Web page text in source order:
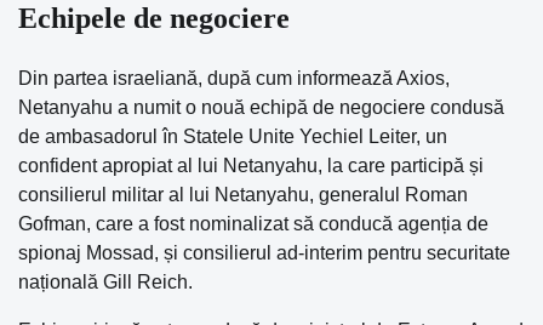
Echipele de negociere
Din partea israeliană, după cum informează Axios,
Netanyahu a numit o nouă echipă de negociere condusă
de ambasadorul în Statele Unite Yechiel Leiter, un
confident apropiat al lui Netanyahu, la care participă și
consilierul militar al lui Netanyahu, generalul Roman
Gofman, care a fost nominalizat să conducă agenția de
spionaj Mossad, și consilierul ad-interim pentru securitate
națională Gill Reich.